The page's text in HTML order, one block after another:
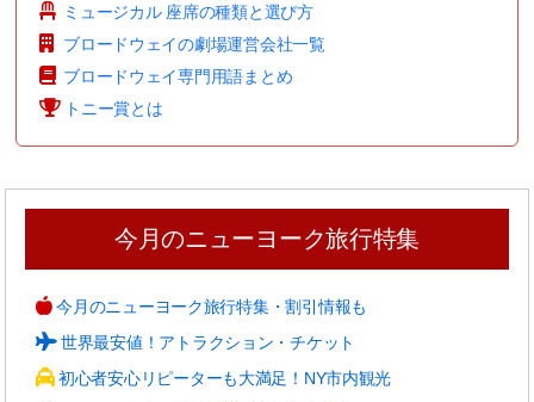
ミュージカル 座席の種類と選び方
ブロードウェイの劇場運営会社一覧
ブロードウェイ専門用語まとめ
トニー賞とは
今月のニューヨーク旅行特集
今月のニューヨーク旅行特集・割引情報も
世界最安値！アトラクション・チケット
初心者安心リピーターも大満足！NY市内観光